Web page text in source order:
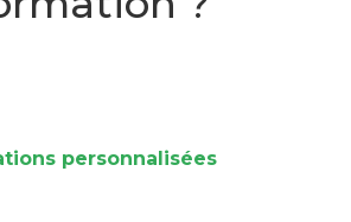
personnalisées